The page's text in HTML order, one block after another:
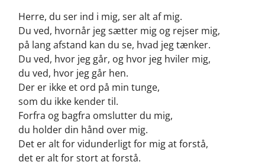
Herre, du ser ind i mig, ser alt af mig.
Du ved, hvornår jeg sætter mig og rejser mig,
på lang afstand kan du se, hvad jeg tænker.
Du ved, hvor jeg går, og hvor jeg hviler mig,
du ved, hvor jeg går hen.
Der er ikke et ord på min tunge,
som du ikke kender til.
Forfra og bagfra omslutter du mig,
du holder din hånd over mig.
Det er alt for vidunderligt for mig at forstå,
det er alt for stort at forstå.